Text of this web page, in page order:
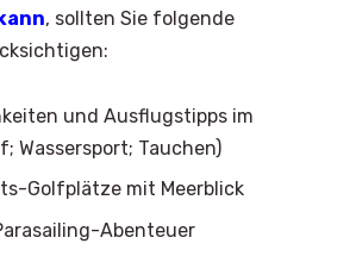
, sollten Sie folgende
und Ausflugstipps im
Wassersport; Tauchen)
Golfplätze mit Meerblick
Abenteuer